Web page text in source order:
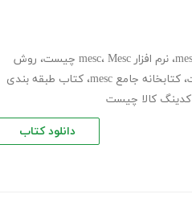
، نرم افزار mesc ، Mesc چیست ، روش
، کتابخانه جامع mesc ، کتاب طبقه بندی
کدینگ کالا چیست
دانلود کتاب